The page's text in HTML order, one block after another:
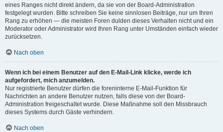
eines Ranges nicht direkt ändern, da sie von der Board-Administration
festgelegt wurden. Bitte schreiben Sie keine sinnlosen Beiträge, nur um Ihren
Rang zu erhöhen — die meisten Foren dulden dieses Verhalten nicht und ein
Moderator oder Administrator wird Ihren Rang unter Umständen einfach wieder
zurücksetzen.
Nach oben
Wenn ich bei einem Benutzer auf den E-Mail-Link klicke, werde ich
aufgefordert, mich anzumelden.
Nur registrierte Benutzer dürfen die foreninterne E-Mail-Funktion für
Nachrichten an andere Benutzer nutzen, falls diese von der Board-
Administration freigeschaltet wurde. Diese Maßnahme soll den Missbrauch
dieses Systems durch Gäste verhindern.
Nach oben